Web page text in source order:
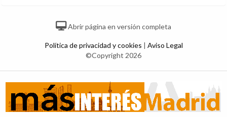
Abrir página en versión completa
Política de privacidad y cookies | Aviso Legal
©Copyright 2026